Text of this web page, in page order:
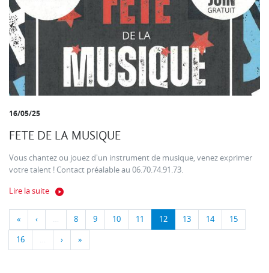
16/05/25
FETE DE LA MUSIQUE
Vous chantez ou jouez d'un instrument de musique, venez exprimer
votre talent ! Contact préalable au 06.70.74.91.73.
Lire la suite
« ‹ … 8 9 10 11 12 13 14 15
16 … › »